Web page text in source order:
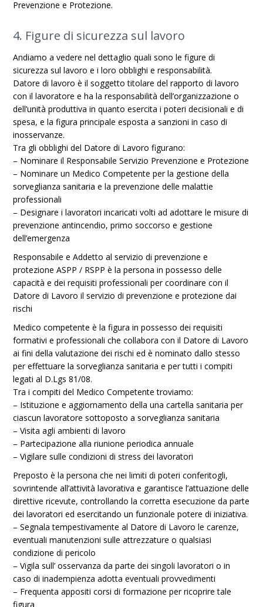
Prevenzione e Protezione.
4. Figure di sicurezza sul lavoro
Andiamo a vedere nel dettaglio quali sono le figure di
sicurezza sul lavoro e i loro obblighi e responsabilità.
Datore di lavoro è il soggetto titolare del rapporto di lavoro
con il lavoratore e ha la responsabilità dell’organizzazione o
dell’unità produttiva in quanto esercita i poteri decisionali e di
spesa, e la figura principale esposta a sanzioni in caso di
inosservanze.
Tra gli obblighi del Datore di Lavoro figurano:
– Nominare il Responsabile Servizio Prevenzione e Protezione
– Nominare un Medico Competente per la gestione della
sorveglianza sanitaria e la prevenzione delle malattie
professionali
– Designare i lavoratori incaricati volti ad adottare le misure di
prevenzione antincendio, primo soccorso e gestione
dell’emergenza
Responsabile e Addetto al servizio di prevenzione e
protezione ASPP / RSPP è la persona in possesso delle
capacità e dei requisiti professionali per coordinare con il
Datore di Lavoro il servizio di prevenzione e protezione dai
rischi
Medico competente è la figura in possesso dei requisiti
formativi e professionali che collabora con il Datore di Lavoro
ai fini della valutazione dei rischi ed è nominato dallo stesso
per effettuare la sorveglianza sanitaria e per tutti i compiti
legati al D.Lgs 81/08.
Tra i compiti del Medico Competente troviamo:
– Istituzione e aggiornamento della una cartella sanitaria per
ciascun lavoratore sottoposto a sorveglianza sanitaria
– Visita agli ambienti di lavoro
– Partecipazione alla riunione periodica annuale
– Vigilare sulle condizioni di stress dei lavoratori
Preposto è la persona che nei limiti di poteri conferitogli,
sovrintende all’attività lavorativa e garantisce l’attuazione delle
direttive ricevute, controllando la corretta esecuzione da parte
dei lavoratori ed esercitando un funzionale potere di iniziativa.
– Segnala tempestivamente al Datore di Lavoro le carenze,
eventuali manutenzioni sulle attrezzature o qualsiasi
condizione di pericolo
– Vigila sull’ osservanza da parte dei singoli lavoratori o in
caso di inadempienza adotta eventuali provvedimenti
– Frequenta appositi corsi di formazione per ricoprire tale
figura